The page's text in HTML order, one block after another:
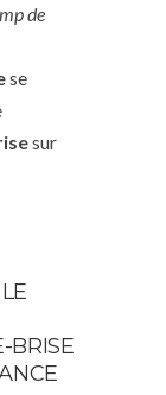
de
se
sur
BRISE